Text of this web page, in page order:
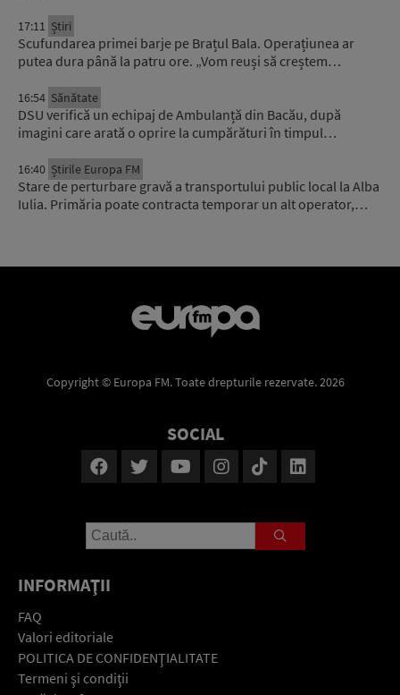
17:11 Știri
Scufundarea primei barje pe Brațul Bala. Operațiunea ar
putea dura până la patru ore. „Vom reuși să creștem…
16:54 Sănătate
DSU verifică un echipaj de Ambulanță din Bacău, după
imagini care arată o oprire la cumpărături în timpul…
16:40 Știrile Europa FM
Stare de perturbare gravă a transportului public local la Alba
Iulia. Primăria poate contracta temporar un alt operator,…
Copyright © Europa FM. Toate drepturile rezervate. 2026
SOCIAL
INFORMAŢII
FAQ
Valori editoriale
POLITICA DE CONFIDENŢIALITATE
Termeni şi condiţii